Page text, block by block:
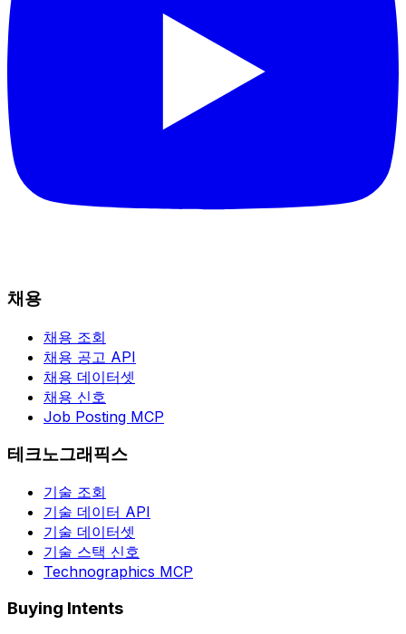
채용
채용 조회
채용 공고 API
채용 데이터셋
채용 신호
Job Posting MCP
테크노그래픽스
기술 조회
기술 데이터 API
기술 데이터셋
기술 스택 신호
Technographics MCP
Buying Intents